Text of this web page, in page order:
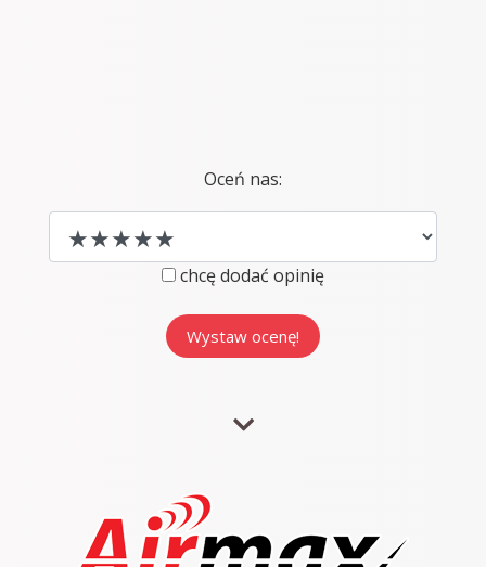
Oceń nas:
chcę dodać opinię